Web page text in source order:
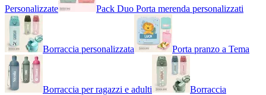
Personalizzate Pack Duo Porta merenda personalizzati
Borraccia personalizzata Porta pranzo a Tema
Borraccia per ragazzi e adulti Borraccia